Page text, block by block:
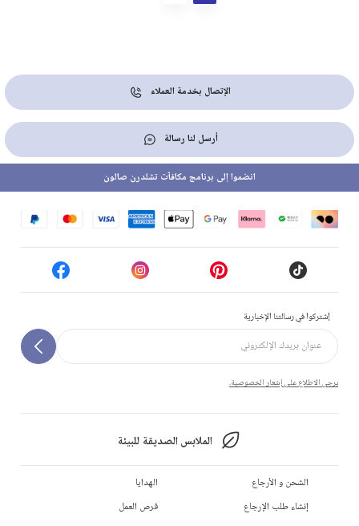
الإتصال بخدمة العملاء
أرسل لنا رسالة
إشتركوا في رسالتنا الإخبارية
يرجى الاطلاع على إشعار الخصوصية.
الملابس الصديقة للبيئة
انضموا إلى برنامج مكافآت تشلدرن صالون
الشحن و الأرجاع
إنشاء طلب الإرجاع
الهدايا
فرص العمل